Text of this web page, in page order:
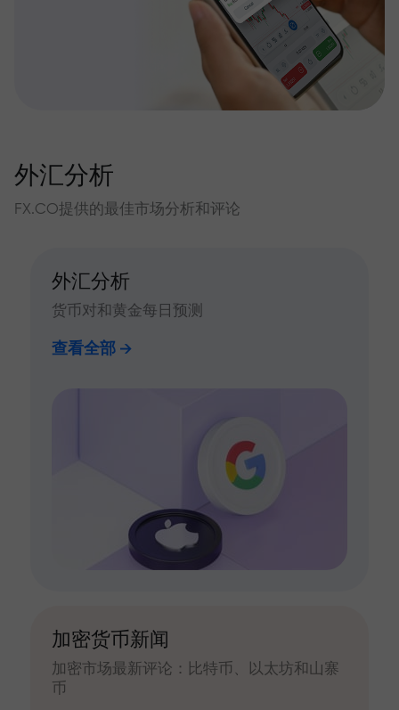
外汇分析
FX.CO提供的最佳市场分析和评论
外汇分析
货币对和黄金每日预测
查看全部
加密货币新闻
加密市场最新评论：比特币、以太坊和山寨
币